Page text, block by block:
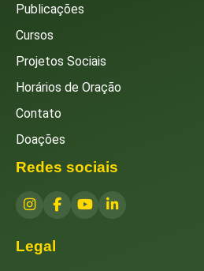
Publicações
Cursos
Projetos Sociais
Horários de Oração
Contato
Doações
Redes sociais
Legal